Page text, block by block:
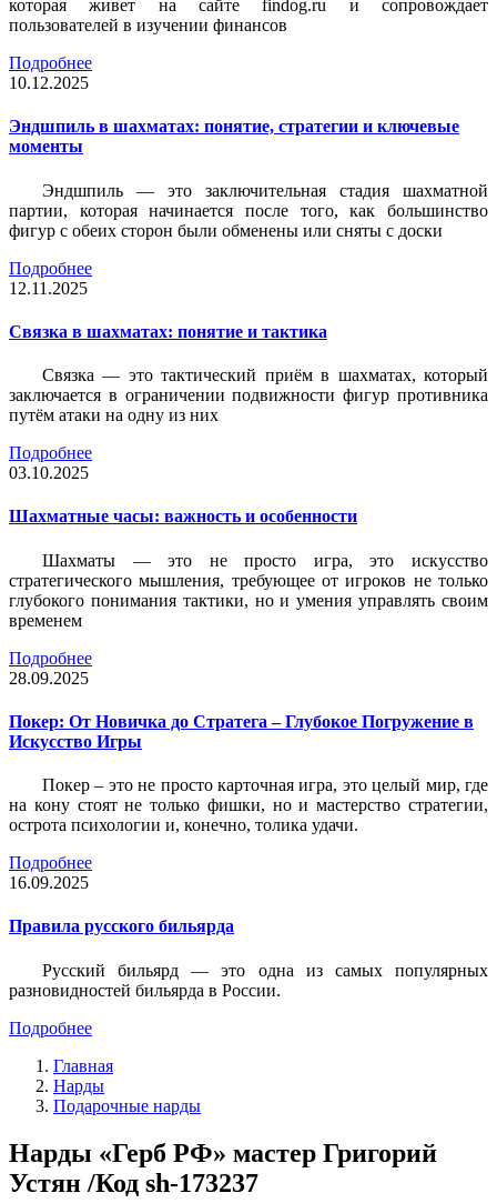
которая живет на сайте findog.ru и сопровождает
пользователей в изучении финансов
Подробнее
10.12.2025
Эндшпиль в шахматах: понятие, стратегии и ключевые
моменты
Эндшпиль — это заключительная стадия шахматной
партии, которая начинается после того, как большинство
фигур с обеих сторон были обменены или сняты с доски
Подробнее
12.11.2025
Связка в шахматах: понятие и тактика
Связка — это тактический приём в шахматах, который
заключается в ограничении подвижности фигур противника
путём атаки на одну из них
Подробнее
03.10.2025
Шахматные часы: важность и особенности
Шахматы — это не просто игра, это искусство
стратегического мышления, требующее от игроков не только
глубокого понимания тактики, но и умения управлять своим
временем
Подробнее
28.09.2025
Покер: От Новичка до Стратега – Глубокое Погружение в
Искусство Игры
Покер – это не просто карточная игра, это целый мир, где
на кону стоят не только фишки, но и мастерство стратегии,
острота психологии и, конечно, толика удачи.
Подробнее
16.09.2025
Правила русского бильярда
Русский бильярд — это одна из самых популярных
разновидностей бильярда в России.
Подробнее
Главная
Нарды
Подарочные нарды
Нарды «Герб РФ» мастер Григорий
Устян /Код sh-173237